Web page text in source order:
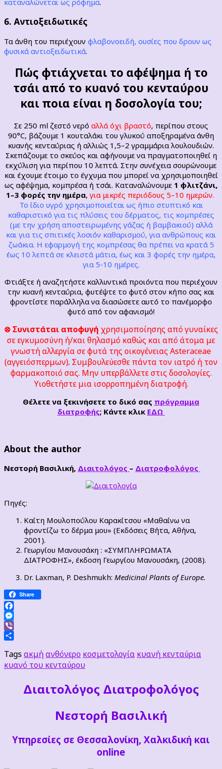
6. Αντιοξειδωτικές
Τα άνθη του περιέχουν φλαβονοειδή, ουσίες που δρουν ως
φυσικά αντιοξειδωτικά.
Πώς φτιάχνεται το αφέψημα ή το
τσάι από το κυανό του κενταύρου
και ποια είναι η δοσολογία του;
Σε 250 ml ζεστό νερό αλλά όχι βραστό, περίπου στους
90°C, βάζουμε 1 κουταλάκι του γλυκού αποξηραμένα άνθη
κυανής κενταύριας ή αλλιώς 1,5–2 γραμμάρια λουλουδιών.
Σκεπάζουμε το σκεύος και αφήνουμε να πραγματοποιηθεί η
εκχύλιση για περίπου 10 λεπτά. Στην συνέχεια σουρώνουμε
και έχουμε έτοιμο το έγχυμα που μπορεί να χρησιμοποιηθεί
ως αφέψημα, κομπρέσα ή τσάι. Καταναλώνουμε 1 φλιτζάνι,
1–3 φορές την ημέρα, για μικρές περιόδους 5–10 ημερών.
Το ίδιο υγρό χρησιμοποιείται ως ήπιο στυπτικό και
καθαριστικό για τις πλύσεις του δέρματος, τις κομπρέσες
(με την χρήση αποστειρωμένης γάζας ή βαμβακιού) αλλά
και για τις σπιτικές λοσιόν καθαρισμού, για ανθρώπους και
ζωάκια. Η εφαρμογή της κομπρέσας θα πρέπει να κρατά 5
έως 10 λεπτά σε κλειστά μάτια, έως και 3 φορές την ημέρα,
για 5-10 ημέρες.
Φτιάξτε ή αναζητήστε καλλυντικά προιόντα που περιέχουν
την κυανή κενταύρια, φυτέψτε το φυτό στον κήπο σας και
φροντίστε παράλληλα να διασώσετε αυτό το πανέμορφο
φυτό από τον αφανισμό!
⊗ Συνιστάται αποφυγή χρησιμοποίησης από γυναίκες
σε εγκυμοσύνη ή/και θηλασμό καθώς και από άτομα με
γνωστή αλλεργία σε φυτά της οικογένειας Asteraceae
(αγγειόσπερμων). Συμβουλεύεσθε πάντα τον ιατρό ή τον
φαρμακοποιό σας. Μην υπερβάλλετε στις δοσολογίες.
Υιοθετήστε μια ισορροπημένη διατροφή.
Θέλετε να ξεκινήσετε το δικό σας πρόγραμμα
διατροφής; Κάντε κλικ ΕΔΩ
About the author
Νεστορή Βασιλική, Διαιτολόγος – Διατροφολόγος
Πηγές:
Καίτη Μουλοπούλου Καρακίτσου «Μαθαίνω να
φροντίζω το δέρμα μου» (Εκδόσεις Βήτα, Αθήνα,
2001).
Γεωργίου Μανουσάκη : «ΣΥΜΠΛΗΡΩΜΑΤΑ
ΔΙΑΤΡΟΦΗΣ», έκδοση Γεωργίου Μανουσάκη, (2008).
Dr. Laxman, P. Deshmukh: Medicinal Plants of Europe.
Share
Facebook
Messenger
Viber
Tags ακμήανθόνερο κοσμετολογία κυανή κενταύρια
κυανό του κενταύρου
Διαιτoλόγος Διατροφολόγος
Νεστορή Βασιλική
Υπηρεσίες σε Θεσσαλονίκη, Χαλκιδική και
online